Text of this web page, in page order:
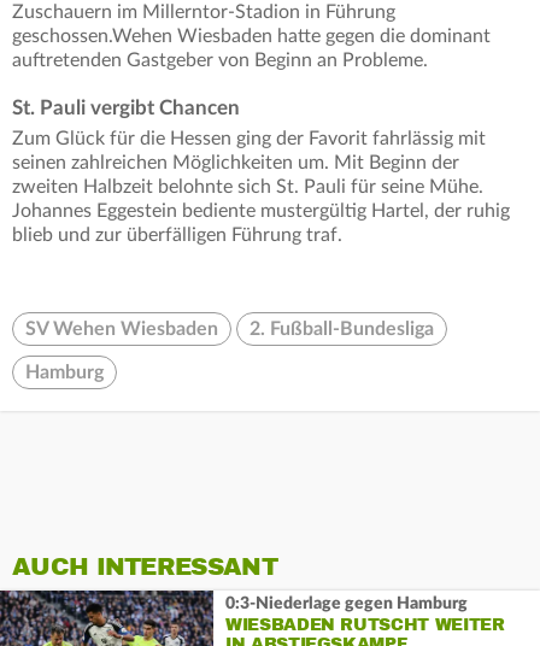
Zuschauern im Millerntor-Stadion in Führung
geschossen.Wehen Wiesbaden hatte gegen die dominant
auftretenden Gastgeber von Beginn an Probleme.
St. Pauli vergibt Chancen
Zum Glück für die Hessen ging der Favorit fahrlässig mit
seinen zahlreichen Möglichkeiten um. Mit Beginn der
zweiten Halbzeit belohnte sich St. Pauli für seine Mühe.
Johannes Eggestein bediente mustergültig Hartel, der ruhig
blieb und zur überfälligen Führung traf.
SV Wehen Wiesbaden 2. Fußball-Bundesliga
Hamburg
AUCH INTERESSANT
0:3-Niederlage gegen Hamburg
WIESBADEN RUTSCHT WEITER